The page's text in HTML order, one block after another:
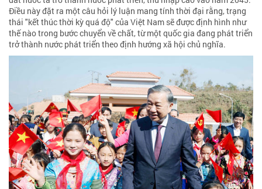
Điều này đặt ra một câu hỏi lý luận mang tính thời đại rằng, trạng
thái "kết thúc thời kỳ quá độ" của Việt Nam sẽ được định hình như
thế nào trong bước chuyển về chất, từ một quốc gia đang phát triển
trở thành nước phát triển theo định hướng xã hội chủ nghĩa.